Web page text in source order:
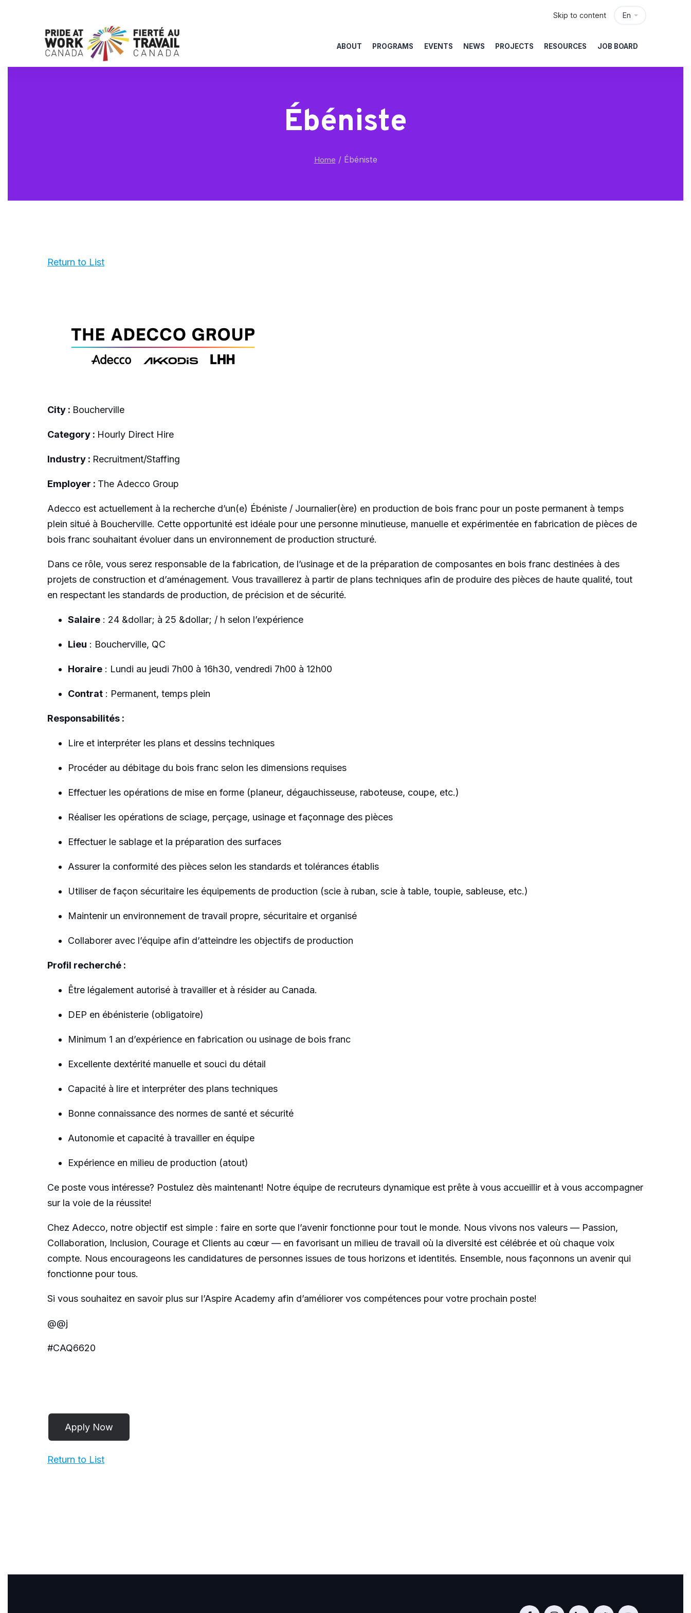
En
Skip to content
ABOUT PROGRAMS EVENTS NEWS PROJECTS RESOURCES JOB BOARD
Ébéniste
Home /Ébéniste
Return to List
City : Boucherville
Category : Hourly Direct Hire
Industry : Recruitment/Staffing
Employer : The Adecco Group
Adecco est actuellement à la recherche d’un(e) Ébéniste / Journalier(ère) en production de bois franc pour un poste permanent à temps
plein situé à Boucherville. Cette opportunité est idéale pour une personne minutieuse, manuelle et expérimentée en fabrication de pièces de
bois franc souhaitant évoluer dans un environnement de production structuré.
Dans ce rôle, vous serez responsable de la fabrication, de l’usinage et de la préparation de composantes en bois franc destinées à des
projets de construction et d’aménagement. Vous travaillerez à partir de plans techniques afin de produire des pièces de haute qualité, tout
en respectant les standards de production, de précision et de sécurité.
Salaire : 24 &dollar; à 25 &dollar; / h selon l’expérience
Lieu : Boucherville, QC
Horaire : Lundi au jeudi 7h00 à 16h30, vendredi 7h00 à 12h00
Contrat : Permanent, temps plein
Responsabilités :
Lire et interpréter les plans et dessins techniques
Procéder au débitage du bois franc selon les dimensions requises
Effectuer les opérations de mise en forme (planeur, dégauchisseuse, raboteuse, coupe, etc.)
Réaliser les opérations de sciage, perçage, usinage et façonnage des pièces
Effectuer le sablage et la préparation des surfaces
Assurer la conformité des pièces selon les standards et tolérances établis
Utiliser de façon sécuritaire les équipements de production (scie à ruban, scie à table, toupie, sableuse, etc.)
Maintenir un environnement de travail propre, sécuritaire et organisé
Collaborer avec l’équipe afin d’atteindre les objectifs de production
Profil recherché :
Être légalement autorisé à travailler et à résider au Canada.
DEP en ébénisterie (obligatoire)
Minimum 1 an d’expérience en fabrication ou usinage de bois franc
Excellente dextérité manuelle et souci du détail
Capacité à lire et interpréter des plans techniques
Bonne connaissance des normes de santé et sécurité
Autonomie et capacité à travailler en équipe
Expérience en milieu de production (atout)
Ce poste vous intéresse? Postulez dès maintenant! Notre équipe de recruteurs dynamique est prête à vous accueillir et à vous accompagner
sur la voie de la réussite!
Chez Adecco, notre objectif est simple : faire en sorte que l’avenir fonctionne pour tout le monde. Nous vivons nos valeurs — Passion,
Collaboration, Inclusion, Courage et Clients au cœur — en favorisant un milieu de travail où la diversité est célébrée et où chaque voix
compte. Nous encourageons les candidatures de personnes issues de tous horizons et identités. Ensemble, nous façonnons un avenir qui
fonctionne pour tous.
Si vous souhaitez en savoir plus sur l’Aspire Academy afin d’améliorer vos compétences pour votre prochain poste!
@@j
#CAQ6620
Return to List